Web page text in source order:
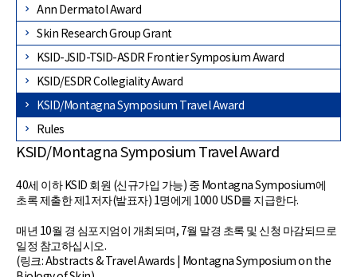
Ann Dermatol Award
Skin Research Group Grant
KSID-JSID-TSID-ASDR Frontier Symposium Award
KSID/ESDR Collegiality Award
KSID/Montagna Symposium Travel Award
Rules
KSID/Montagna Symposium Travel Award
40세 이하 KSID 회원 (신규가입 가능) 중 Montagna Symposium에
초록 제출한 제1저자(발표자) 1명에게 1000 USD를 지급한다.
매년 10월 경 심포지엄이 개최되며, 7월 말경 초록 및 신청 마감되므로
일정 참고하십시오.
(링크: Abstracts & Travel Awards | Montagna Symposium on the